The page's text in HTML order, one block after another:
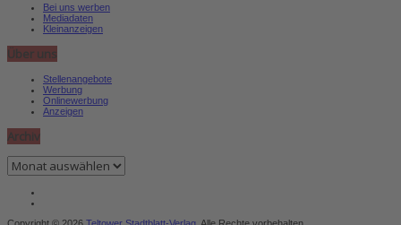
Bei uns werben
Mediadaten
Kleinanzeigen
Über uns
Stellenangebote
Werbung
Onlinewerbung
Anzeigen
Archiv
Archiv